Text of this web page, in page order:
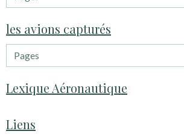
les avions capturés
Lexique Aéronautique
Liens